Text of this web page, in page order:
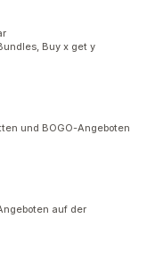
Buy x get y
und BOGO-Angeboten
auf der